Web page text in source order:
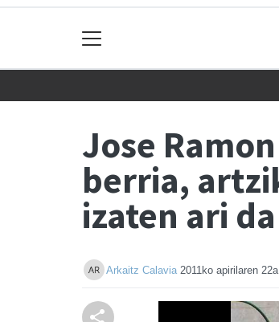
Jose
berria,
izaten ari da
Arkaitz Calavia 2011ko apirilaren 22a